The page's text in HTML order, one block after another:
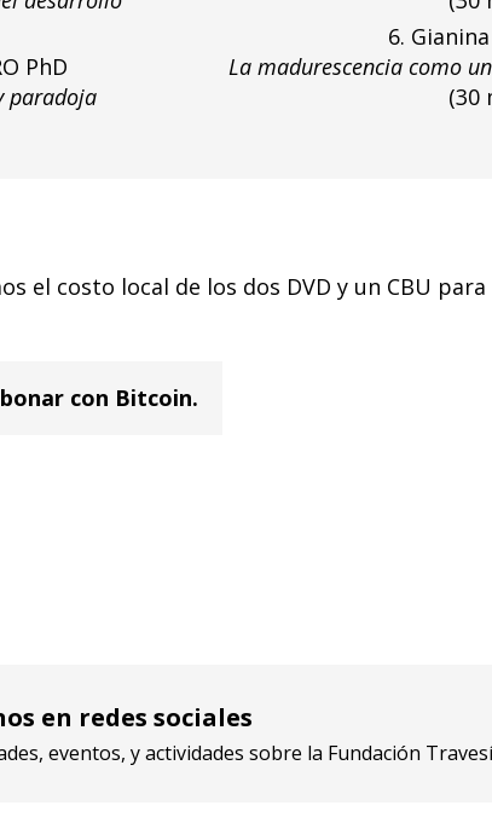
PhD
paradoja
6.
La madurescencia como
(30
el costo local de los dos DVD y un CBU
con Bitcoin.
en redes sociales
eventos, y actividades sobre la Fundación